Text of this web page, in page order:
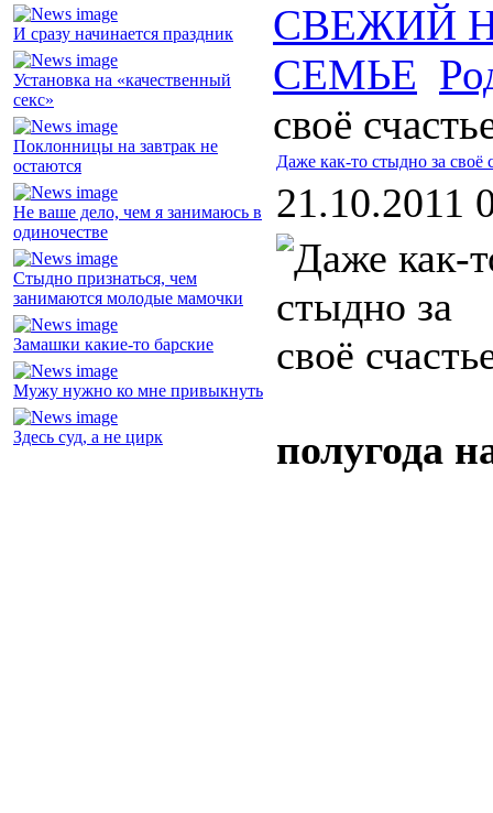
И сразу начинается праздник
Установка на «качественный
секс»
Поклонницы на завтрак не
остаются
Не ваше дело, чем я занимаюсь в
одиночестве
Стыдно признаться, чем
занимаются молодые мамочки
Замашки какие-то барские
Мужу нужно ко мне привыкнуть
Здесь суд, а не цирк
СВЕЖИЙ
СЕМЬЕ
своё
Даже как-то стыдно за своё
21.10.2011
полугода